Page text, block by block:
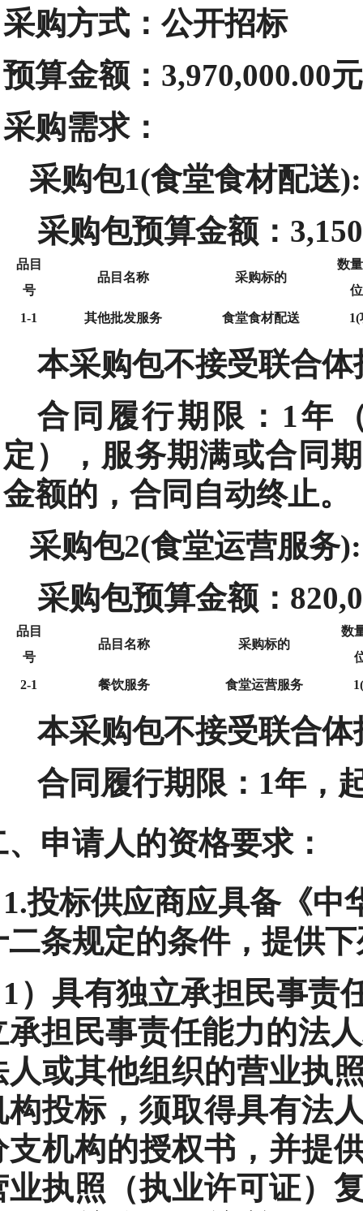
采购方式：公开招标
预算金额：3,970,000.00元
采购需求：
采购包1(食堂食材配送):
采购包预算金额：
品目
号
品目名称 采购标的
数
1-1
其他批发服务 食堂食材配送 1(
本采购包不接受联合体
合同履行期限： 1年
定），服务期满或合同
金额的，合同自动终止。
采购包2(食堂运营服务):
采购包预算金额：
品目
号
品目名称 采购标的
数
2-1
餐饮服务 食堂运营服务
本采购包不接受联合体
合同履行期限： 1年，
、申请人的资格要求：
1.投标供应商应具备《中
二条规定的条件，提供
1）具有独立承担民事责
承担民事责任能力的法
人或其他组织的营业执
构投标，须取得具有法
支机构的授权书，并提
业执照（执业许可证）